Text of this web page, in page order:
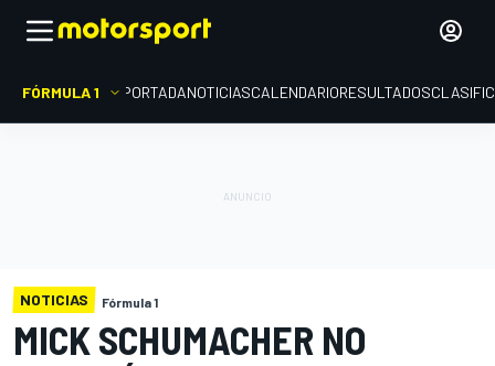
FÓRMULA 1 PORTADANOTICIASCALENDARIORESULTADOS
NOTICIAS Fórmula 1
MICK SCHUMACHER NO